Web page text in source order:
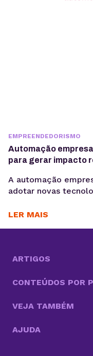
EMPREENDEDORISMO
Automação
para gerar impacto
A automação
adotar novas
trabalho que
tarefas necessárias
LER MAIS
ARTIGOS
CONTEÚDOS POR
VEJA TAMBÉM
AJUDA